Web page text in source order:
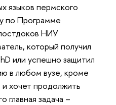
языков пермского
по Программе
НИУ
который получил
или успешно защитил
в любом вузе, кроме
хочет продолжить
главная задача –